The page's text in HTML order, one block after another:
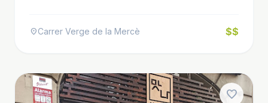
location_onCarrer Verge de la Mercè $$
favorite